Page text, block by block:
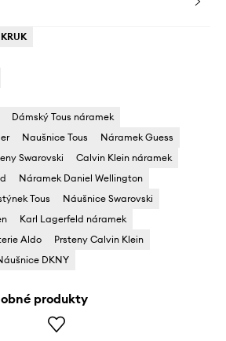
Dámský Tous náramek
Naušnice Tous
Náramek Guess
Swarovski
Calvin Klein náramek
Náramek Daniel Wellington
Tous
Náušnice Swarovski
Karl Lagerfeld náramek
Aldo
Prsteny Calvin Klein
DKNY
produkty